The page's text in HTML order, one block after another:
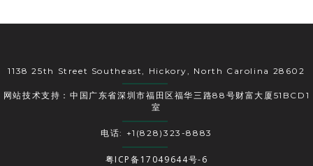
1138 25th Street Southeast, Hickory, North Carolina 28602
网站技术支持：中国广东省深圳市福田区福华三路88号财富大厦51BCD1
室
电话: +1(828)323-8883
粤ICP备17049644号-6